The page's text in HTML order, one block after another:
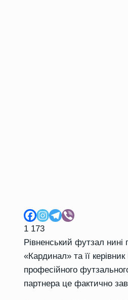
1 173
Рівненський футзал нині
«Кардинал» та її
професійного
партнера це фактично